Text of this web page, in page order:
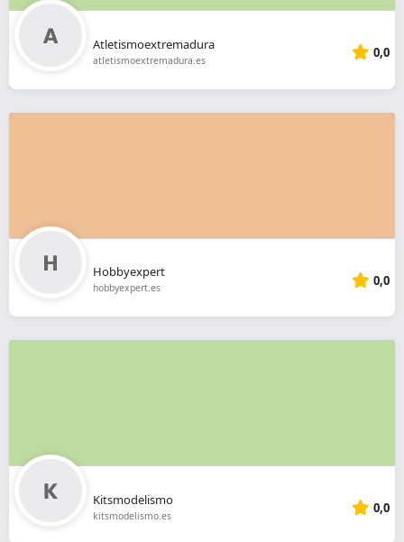
Atletismoextremadura
atletismoextremadura.es 0,0
Hobbyexpert
hobbyexpert.es 0,0
Kitsmodelismo
kitsmodelismo.es 0,0